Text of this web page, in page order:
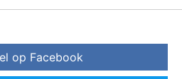
op Facebook